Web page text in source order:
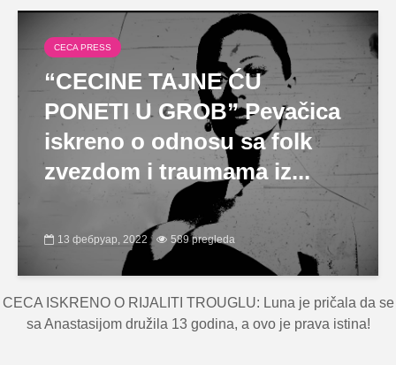
CECA PRESS
“CECINE TAJNE ĆU
PONETI U GROB” Pevačica
iskreno o odnosu sa folk
zvezdom i traumama iz...
13 фебруар, 2022 589 pregleda
CECA ISKRENO O RIJALITI TROUGLU: Luna je pričala da se
sa Anastasijom družila 13 godina, a ovo je prava istina!